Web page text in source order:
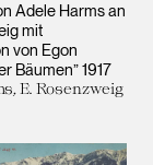
Adele Harms an
mit
von Egon
Bäumen” 1917
E. Rosenzweig